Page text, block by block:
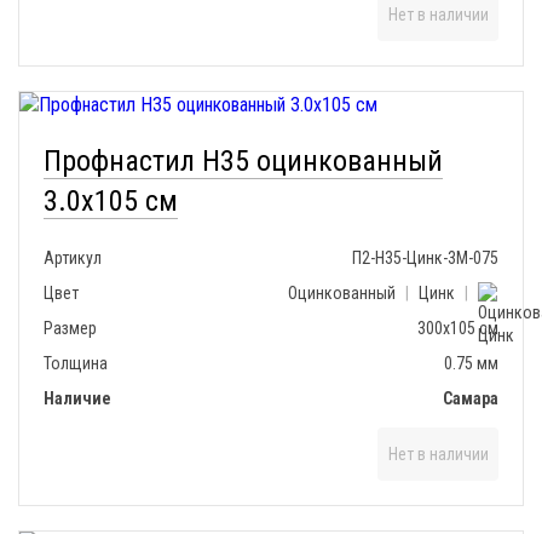
Нет в наличии
Профнастил H35 оцинкованный
3.0x105 см
Артикул
П2-Н35-Цинк-3М-075
Цвет
Оцинкованный Цинк
Размер
300х105 см
Толщина
0.75 мм
Наличие
Самара
Нет в наличии